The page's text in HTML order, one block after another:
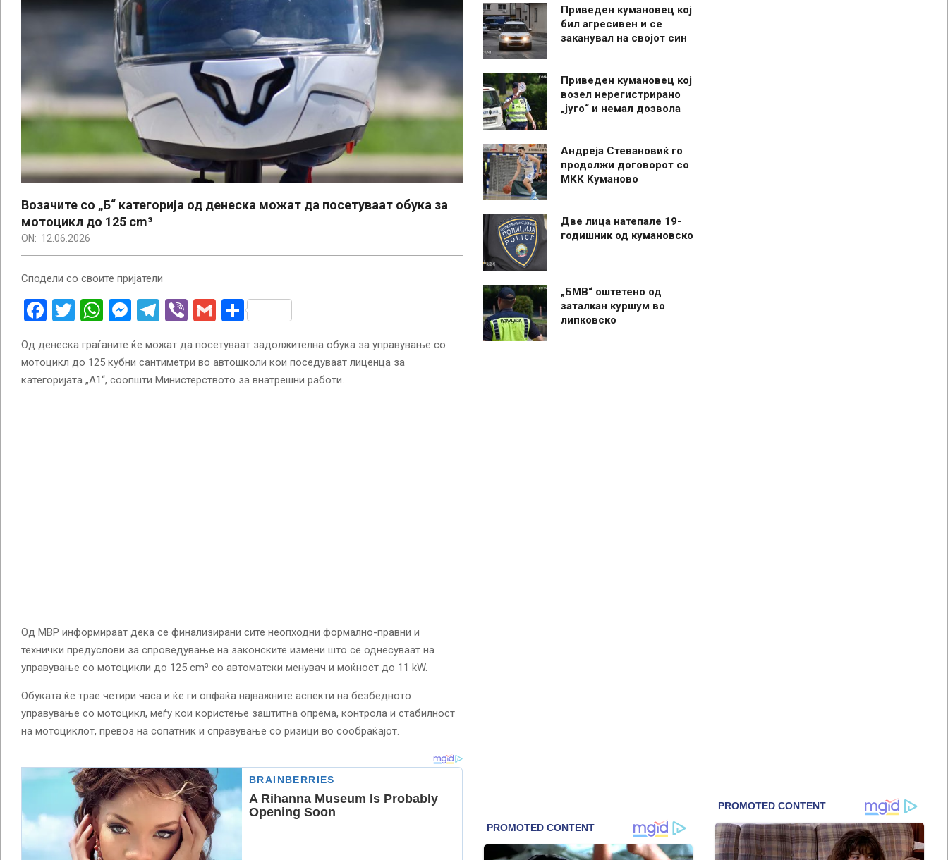
Возачите со „Б“ категорија од денеска можат да посетуваат обука за
мотоцикл до 125 cm³
ON: 12.06.2026
Сподели со своите пријатели
Facebook
Twitter
WhatsApp
Messenger
Telegram
ViberGmailShare
Од денеска граѓаните ќе можат да посетуваат задолжителна обука за управување со
мотоцикл до 125 кубни сантиметри во автошколи кои поседуваат лиценца за
категоријата „А1“, соопшти Министерството за внатрешни работи.
Од МВР информираат дека се финализирани сите неопходни формално-правни и
технички предуслови за спроведување на законските измени што се однесуваат на
управување со мотоцикли до 125 cm³ со автоматски менувач и моќност до 11 kW.
Обуката ќе трае четири часа и ќе ги опфаќа најважните аспекти на безбедното
управување со мотоцикл, меѓу кои користење заштитна опрема, контрола и стабилност
на мотоциклот, превоз на сопатник и справување со ризици во сообраќајот.
Приведен кумановец кој
бил агресивен и се
заканувал на својот син
Приведен кумановец кој
возел нерегистрирано
„југо“ и немал дозвола
Андреја Стевановиќ го
продолжи договорот со
МКК Куманово
Две лица натепале 19-
годишник од кумановско
„БМВ“ оштетено од
заталкан куршум во
липковско